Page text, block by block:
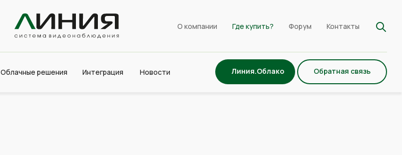
О компании Где купить? Форум Контакты
Облачные решения Интеграция Новости Линия.Облако Обратная связь